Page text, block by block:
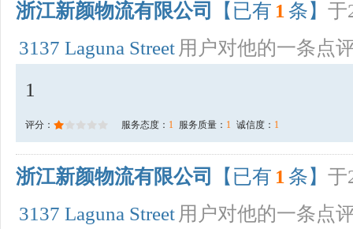
浙江新颜物流有限公司 【已有 1 条】 于
3137 Laguna Street 用户对他的一条点
1
评分： 服务态度： 1 服务质量： 1 诚信度： 1
浙江新颜物流有限公司 【已有 1 条】 于
3137 Laguna Street 用户对他的一条点